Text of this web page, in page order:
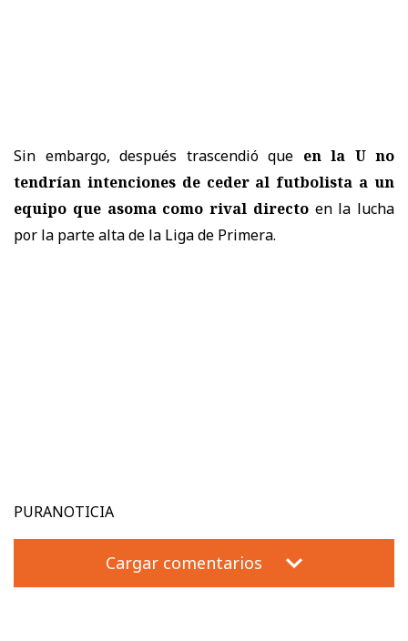
Sin embargo, después trascendió que en la U no
tendrían intenciones de ceder al futbolista a un
equipo que asoma como rival directoen la lucha
por la parte alta de la Liga de Primera.
PURANOTICIA
Cargar comentarios